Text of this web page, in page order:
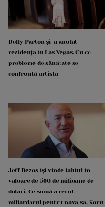
Dolly Parton și-a anulat
rezidența în Las Vegas. Cu ce
probleme de sănătate se
confruntă artista
Jeff Bezos își vinde iahtul în
valoare de 500 de milioane de
dolari. Ce sumă a cerut
miliardarul pentru nava sa, Koru